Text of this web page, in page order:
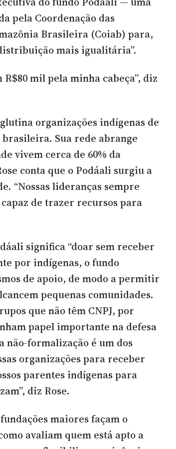
pela Coordenação das
Brasileira (Coiab) para,
mais igualitária”.
mil pela minha cabeça”, diz
organizações indígenas de
Sua rede abrange
vivem cerca de 60% da
conta que o Podáali surgiu a
“Nossas lideranças sempre
de trazer recursos para
significa “doar sem receber
por indígenas, o fundo
de apoio, de modo a permitir
pequenas comunidades.
que não têm CNPJ, por
papel importante na defesa
não-formalização é um dos
organizações para receber
parentes indígenas para
diz Rose.
maiores façam o
avaliam quem está apto a